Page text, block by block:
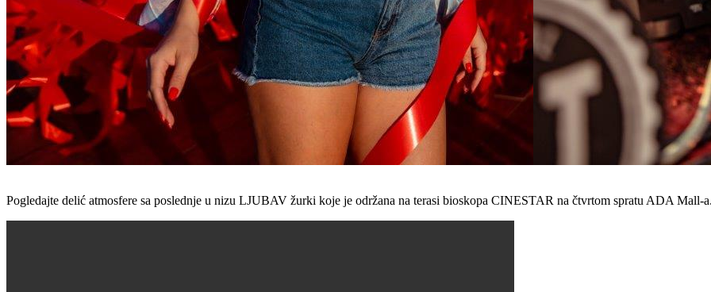
Pogledajte delić atmosfere sa poslednje u nizu LJUBAV žurki koje je održana na terasi bioskopa CINESTAR na čtvrtom spratu ADA Mall-